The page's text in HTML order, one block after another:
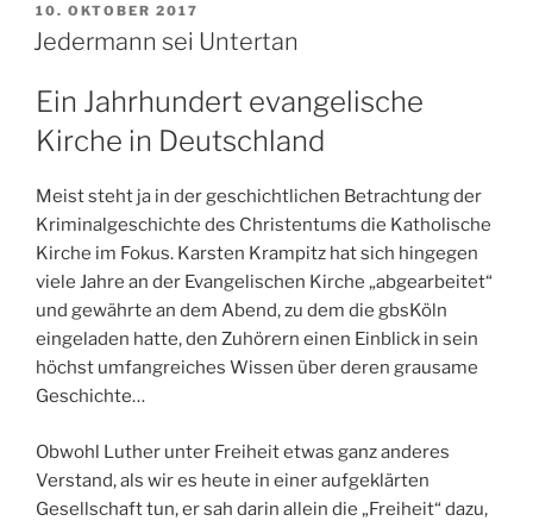
VERÖFFENTLICHT
AM
10. OKTOBER 2017
Jedermann sei Untertan
Ein Jahrhundert evangelische
Kirche in Deutschland
Meist steht ja in der geschichtlichen Betrachtung der
Kriminalgeschichte des Christentums die Katholische
Kirche im Fokus. Karsten Krampitz hat sich hingegen
viele Jahre an der Evangelischen Kirche „abgearbeitet“
und gewährte an dem Abend, zu dem die gbsKöln
eingeladen hatte, den Zuhörern einen Einblick in sein
höchst umfangreiches Wissen über deren grausame
Geschichte…
Obwohl Luther unter Freiheit etwas ganz anderes
Verstand, als wir es heute in einer aufgeklärten
Gesellschaft tun, er sah darin allein die „Freiheit“ dazu,